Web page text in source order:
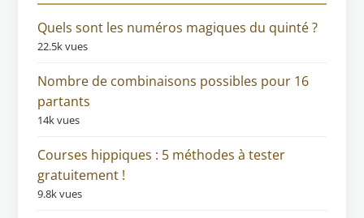
Quels sont les numéros magiques du quinté ?
22.5k vues
Nombre de combinaisons possibles pour 16
partants
14k vues
Courses hippiques : 5 méthodes à tester
gratuitement !
9.8k vues